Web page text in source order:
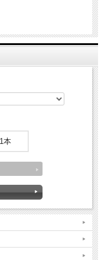
よる）
ない）
1本